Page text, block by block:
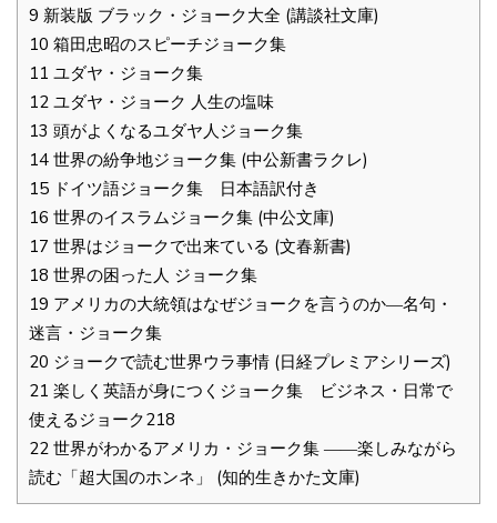
9 新装版 ブラック・ジョーク大全 (講談社文庫)
10 箱田忠昭のスピーチジョーク集
11 ユダヤ・ジョーク集
12 ユダヤ・ジョーク 人生の塩味
13 頭がよくなるユダヤ人ジョーク集
14 世界の紛争地ジョーク集 (中公新書ラクレ)
15 ドイツ語ジョーク集 日本語訳付き
16 世界のイスラムジョーク集 (中公文庫)
17 世界はジョークで出来ている (文春新書)
18 世界の困った人 ジョーク集
19 アメリカの大統領はなぜジョークを言うのか―名句・
迷言・ジョーク集
20 ジョークで読む世界ウラ事情 (日経プレミアシリーズ)
21 楽しく英語が身につくジョーク集 ビジネス・日常で
使えるジョーク218
22 世界がわかるアメリカ・ジョーク集 ――楽しみながら
読む「超大国のホンネ」 (知的生きかた文庫)